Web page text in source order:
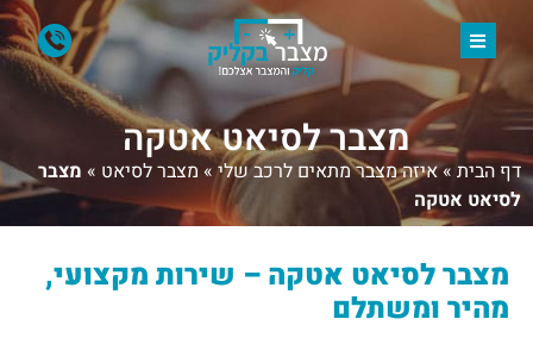
מצבר לסיאט אטקה
דף הבית»איזה מצבר מתאים לרכב שלי» מצבר לסיאט » מצבר
לסיאט אטקה
מצבר לסיאט אטקה – שירות מקצועי,
מהיר ומשתלם